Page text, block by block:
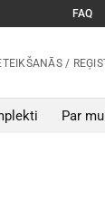
FAQ
/
Par